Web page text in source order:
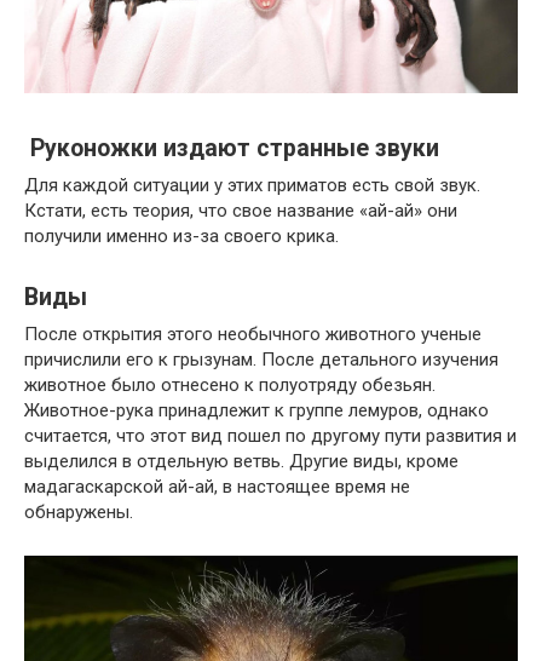
Руконожки издают странные звуки
Для каждой ситуации у этих приматов есть свой звук.
Кстати, есть теория, что свое название «ай-ай» они
получили именно из-за своего крика.
Виды
После открытия этого необычного животного ученые
причислили его к грызунам. После детального изучения
животное было отнесено к полуотряду обезьян.
Животное-рука принадлежит к группе лемуров, однако
считается, что этот вид пошел по другому пути развития и
выделился в отдельную ветвь. Другие виды, кроме
мадагаскарской ай-ай, в настоящее время не
обнаружены.